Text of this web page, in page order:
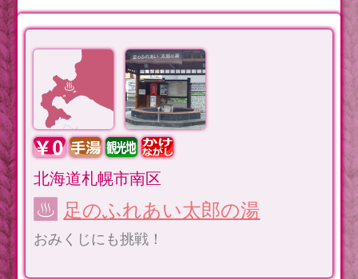
北海道札幌市南区
足のふれあい太郎の湯
おみくじにも挑戦！